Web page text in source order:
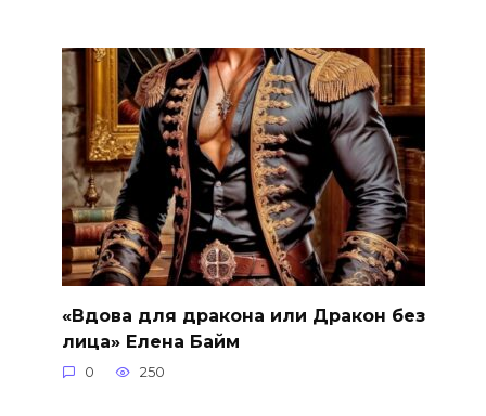
«Вдова для дракона или Дракон без
лица» Елена Байм
0 250